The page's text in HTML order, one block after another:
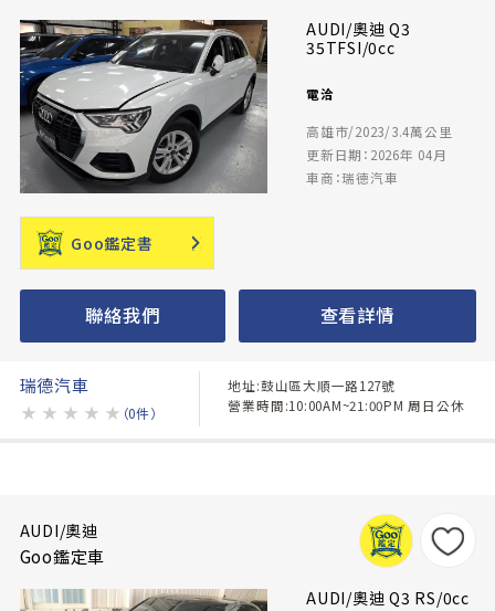
AUDI/奧迪 Q3
35TFSI/0cc
電洽
高雄市/2023/3.4萬公里
更新日期：2026年 04月
車商：瑞德汽車
Goo鑑定書
聯絡我們 查看詳情
瑞德汽車
★ ★ ★ ★ ★ （0件）
地址:鼓山區大順一路127號
營業時間:10:00AM~21:00PM 周日公休
AUDI/奧迪
Goo鑑定車
AUDI/奧迪 Q3 RS/0cc